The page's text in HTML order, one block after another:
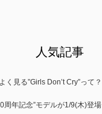
人気記事
見る”Girls Don’t Cry”って？
周年記念”モデルが1/9(木)登場